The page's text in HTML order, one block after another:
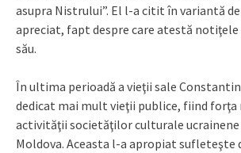
asupra Nistrului”. El l-a citit în variantă
apreciat, fapt despre care atestă
său.
În ultima perioadă a vieţii sale
dedicat mai mult vieţii publice, fiind forţa
activităţii societăţilor culturale ucrainene
Moldova. Aceasta l-a apropiat sufleteşte